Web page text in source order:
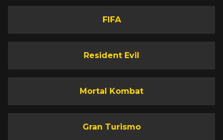
FIFA
Resident Evil
Mortal Kombat
Gran Turismo